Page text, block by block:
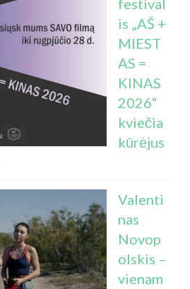
festival
is „AŠ +
MIEST
AS =
KINAS
2026“
kviečia
kūrėjus
Valenti
nas
Novop
olskis –
vienam